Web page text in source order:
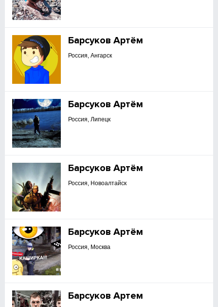
Барсуков Артём
Россия, Ангарск
Барсуков Артём
Россия, Липецк
Барсуков Артём
Россия, Новоалтайск
Барсуков Артём
Россия, Москва
Барсуков Артем